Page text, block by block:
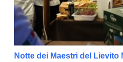
Notte dei Maestri del Lievito